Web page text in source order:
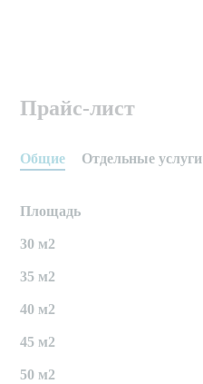
Прайс-лист
Общие Отдельные услуги
Площадь
30 м2
35 м2
40 м2
45 м2
50 м2